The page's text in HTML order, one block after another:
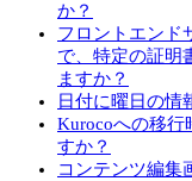
か？
フロントエンド
で、特定の証明
ますか？
日付に曜日の情
Kurocoへの移行
すか？
コンテンツ編集